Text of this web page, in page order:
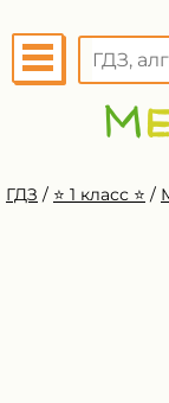
ГДЗ / ⭐️ 1 класс ⭐️ /